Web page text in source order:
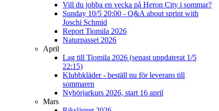
Vill du jobba en vecka på Heron City i sommar?
Sunday 10/5 20:00 - Q&A about sprint with
Joschi Schmid
Report Tiomila 2026
Naturpasset 2026
April
Lag till Tiomila 2026 (senast uppdaterat 1/5
22:15)
Klubbkläder - beställ nu för leverans till
sommaren
Nybörjarkurs 2026, start 16 april
Mars